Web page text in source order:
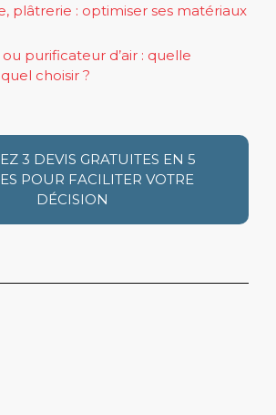
plâtrerie : optimiser ses matériaux
purificateur d’air : quelle
choisir ?
3 DEVIS GRATUITES EN 5
POUR FACILITER VOTRE
DÉCISION